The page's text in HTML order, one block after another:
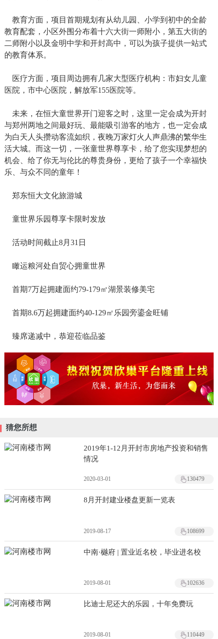
教育方面，项目首期规划有从幼儿园、小学到初中的全龄
教育配套，小区外围分布着十六大街一师附小，第五大街的
二师附小以及金明中学和开封高中，可以为孩子提供一站式
的教育体系。
医疗方面，项目周边拥有几家大型医疗机构：市妇女儿童
医院，市中心医院，解放军155医院等。
未来，在恒大童世界开门迎客之时，这里一定会成为开封
与郑州两地之间最好玩、最能吸引游客的地方，也一定会成
为白天人头攒动客流如织，夜晚万家灯火人声鼎沸的繁华生
活大城。而这一切，一张童世界尊享卡，给了您实现梦想的
机会、给了你无与伦比的尊贵身份，更给了孩子一个幸福快
乐、与众不同的童年！
郑东恒大文化旅游城
童世界乐园尊享卡限时发放
活动时间截止8月31日
瞰运粮河处自贸心拥童世界
首期7万起拥建面约79-179㎡湖景装修美宅
首期8.6万起拥建面约40-129㎡乐园旁鎏金旺铺
臻席递减中，恭迎莅临品鉴
猜您所想
2019年1-12月开封市房地产投资和销售
情况
2020-03-01 130479
8月开封建业楼盘更新一览表
2019-08-17 108699
中南·樾府 | 置业近名校，毕业进名校
2019-08-01 102636
比迪士尼还大的乐园，十年免费玩
2019-08-01 110449